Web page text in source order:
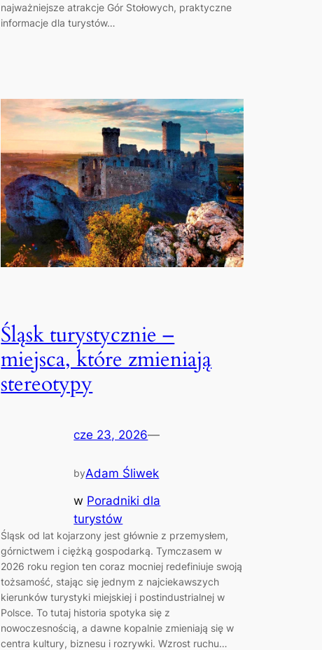
najważniejsze atrakcje Gór Stołowych, praktyczne
informacje dla turystów…
Śląsk turystycznie –
miejsca, które zmieniają
stereotypy
cze 23, 2026—
byAdam Śliwek
w Poradniki dla
turystów
Śląsk od lat kojarzony jest głównie z przemysłem,
górnictwem i ciężką gospodarką. Tymczasem w
2026 roku region ten coraz mocniej redefiniuje swoją
tożsamość, stając się jednym z najciekawszych
kierunków turystyki miejskiej i postindustrialnej w
Polsce. To tutaj historia spotyka się z
nowoczesnością, a dawne kopalnie zmieniają się w
centra kultury, biznesu i rozrywki. Wzrost ruchu…